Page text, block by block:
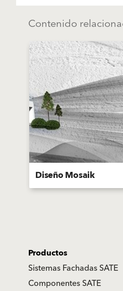
Contenido
Diseño Mosaik
Productos
Sistemas Fachadas SATE
Componentes SATE